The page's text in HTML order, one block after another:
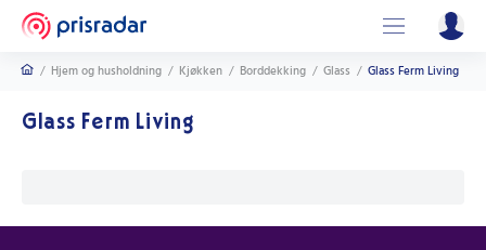
/ Hjem og husholdning / Kjøkken / Borddekking / Glass / Glass Ferm Living
Glass Ferm Living